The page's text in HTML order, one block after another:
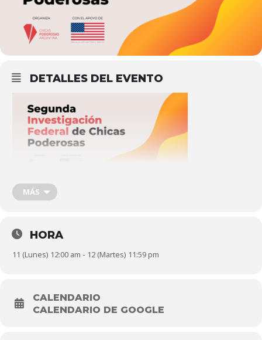
DETALLES DEL EVENTO
Chicas Poderosas Argentina está trabajando en la segunda
#InvestigaciónFederal colaborativa (acá podés conocer
personas LGBTTQI+ y comunidades indígenas del país.
en formato escrito y fotográfico, relevar datos y dar a
https://chicaspoderosas.org/noticias/chicas-poderosas-
argentina-abre-la-convocatoria-para-una-investigacion-
MÁS
HORA
11 (Lunes) 12:00 am - 12 (Martes) 11:59 pm
CALENDARIO
CALENDARIO DE GOOGLE